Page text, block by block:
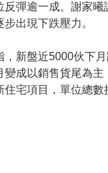
反彈逾一成。謝家
出現下跌壓力。
，新盤近5000伙下
變成以銷售貨尾為
住宅項目，單位總